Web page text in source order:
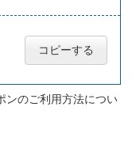
コピーする
ンのご利用方法につい